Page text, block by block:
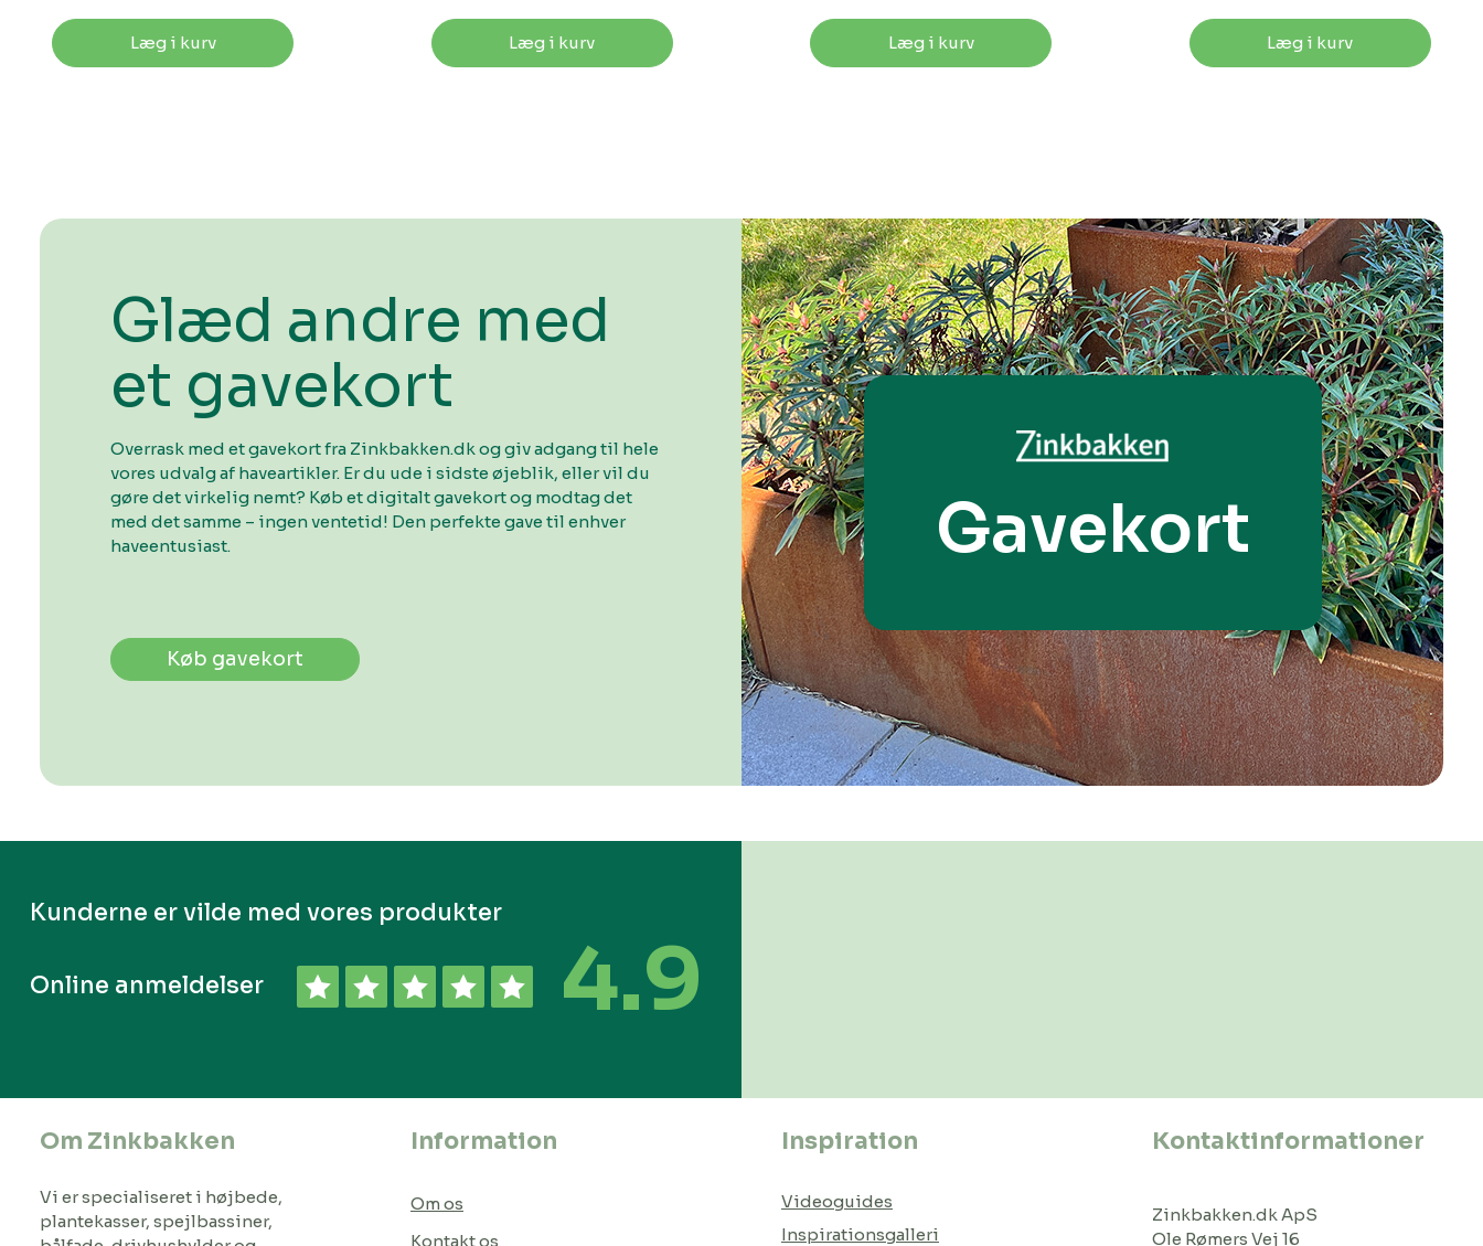
Læg i kurv Læg i kurv Læg i kurv Læg i kurv
Glæd andre med
et gavekort
Overrask med et gavekort fra Zinkbakken.dk og giv adgang til hele
vores udvalg af haveartikler. Er du ude i sidste øjeblik, eller vil du
gøre det virkelig nemt? Køb et digitalt gavekort og modtag det
med det samme – ingen ventetid! Den perfekte gave til enhver
haveentusiast.
Køb gavekort
Gavekort
Kunderne er vilde med vores produkter
Online anmeldelser 4.9
Om Zinkbakken
Vi er specialiseret i højbede,
plantekasser, spejlbassiner,
Information
Om os
Kontakt os
Inspiration
Videoguides
Inspirationsgalleri
Kontaktinformationer
Zinkbakken.dk ApS
Ole Rømers Vej 16